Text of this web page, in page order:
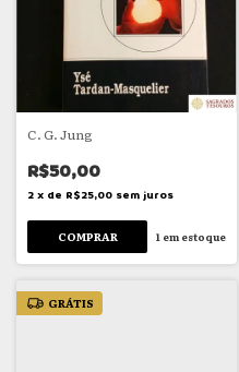
C. G. Jung
R$50,00
2 x de R$25,00 sem juros
1em estoque
GRÁTIS